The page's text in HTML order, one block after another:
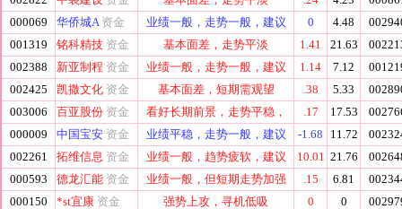
000069
华侨城A 资金 业绩一般，走势一般，建议 0 4.48
001319
铭科精技 资金 基本面差，走势平淡 1.41 21.63
002388
新亚制程 资金 业绩一般，走势一般，建议 1.14 7.12
002425
凯撒文化 资金 基本面差，短期需观望 .38 5.33
003006
百亚股份 资金 看好长期前景，走势平稳， .17 17.53
000009
中国宝安 资金 业绩平稳，走势一般，建议 -1.68 11.72
002261
拓维信息 资金 业绩一般，趋势疲软，建议 10.01 21.76
000593
德龙汇能 资金 业绩一般，但短期走势加强 .15 6.81
000150
*st宜康 资金 强势上攻，寻机低吸 0 0